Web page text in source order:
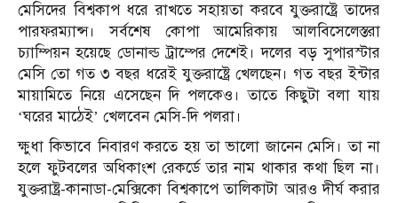
মেসিদের বিশ্বকাপ ধরে রাখতে সহায়তা করবে যুক্তরাষ্ট্রে তাদের
পারফরম্যান্স। সর্বশেষ কোপা আমেরিকায় আলবিসেলেস্তরা
চ্যাম্পিয়ন হয়েছে ডোনাল্ড ট্রাম্পের দেশেই। দলের বড় সুপারস্টার
মেসি তো গত ৩ বছর ধরেই যুক্তরাষ্ট্রে খেলছেন। গত বছর ইন্টার
মায়ামিতে নিয়ে এসেছেন দি পলকেও। তাতে কিছুটা বলা যায়
‘ঘরের মাঠেই’ খেলবেন মেসি-দি পলরা।
ক্ষুধা কিভাবে নিবারণ করতে হয় তা ভালো জানেন মেসি। তা না
হলে ফুটবলের অধিকাংশ রেকর্ডে তার নাম থাকার কথা ছিল না।
যুক্তরাষ্ট্র-কানাডা-মেক্সিকো বিশ্বকাপে তালিকাটা আরও দীর্ঘ করার